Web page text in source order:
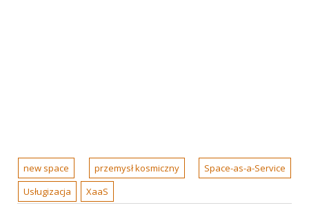
new space przemysł kosmiczny
Space-as-a-Service
Usługizacja
XaaS